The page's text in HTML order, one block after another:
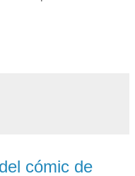
cómic de